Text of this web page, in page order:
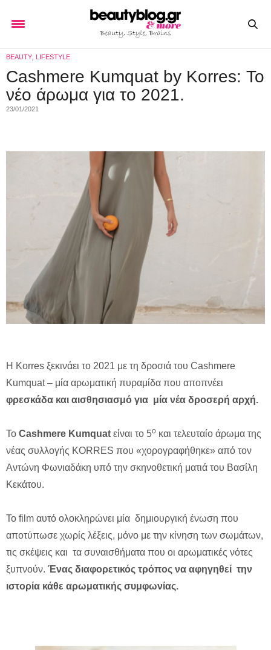
BEAUTY LIFESTYLE
Cashmere Kumquat by Korres: Το
νέο άρωμα για το 2021.
23/01/2021
Η Korres ξεκινάει το 2021 με τη δροσιά του Cashmere
Kumquat – μία αρωματική πυραμίδα που αποπνέει
φρεσκάδα και αισθησιασμό για μία νέα δροσερή αρχή.
Το Cashmere Kumquat είναι το 5ο και τελευταίο άρωμα της
νέας συλλογής KORRES που «χορογραφήθηκε» από τον
Αντώνη Φωνιαδάκη υπό την σκηνοθετική ματιά του Βασίλη
Κεκάτου.
Το film αυτό ολοκληρώνει μία δημιουργική ένωση που
αποτύπωσε χωρίς λέξεις, μόνο με την κίνηση των σωμάτων,
τις σκέψεις και τα συναισθήματα που οι αρωματικές νότες
ξυπνούν. Ένας διαφορετικός τρόπος να αφηγηθεί την
ιστορία κάθε αρωματικής συμφωνίας.